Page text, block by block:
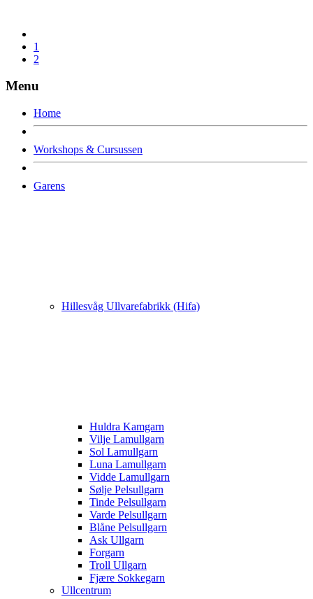
1
2
Menu
Home
Workshops & Cursussen
Garens
Hillesvåg Ullvarefabrikk (Hifa)
Huldra Kamgarn
Vilje Lamullgarn
Sol Lamullgarn
Luna Lamullgarn
Vidde Lamullgarn
Sølje Pelsullgarn
Tinde Pelsullgarn
Varde Pelsullgarn
Blåne Pelsullgarn
Ask Ullgarn
Forgarn
Troll Ullgarn
Fjære Sokkegarn
Ullcentrum